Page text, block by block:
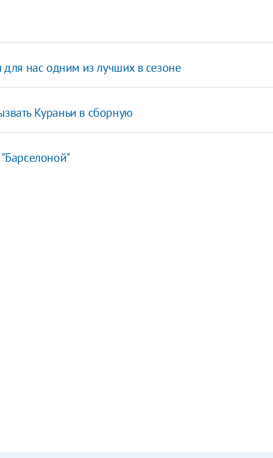
нас одним из лучших в сезоне
Кураньи в сборную